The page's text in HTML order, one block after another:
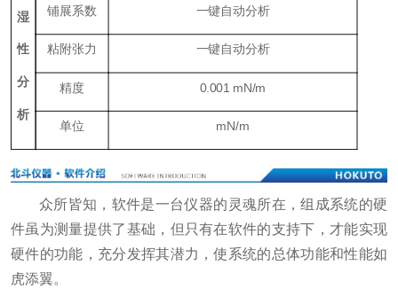
湿
性
分
析
铺展系数 一键自动分析
粘附张力 一键自动分析
精度 0.001 mN/m
单位 mN/m
众所皆知，软件是一台仪器的灵魂所在，组成系统的硬
件虽为测量提供了基础，但只有在软件的支持下，才能实现
硬件的功能，充分发挥其潜力，使系统的总体功能和性能如
虎添翼。